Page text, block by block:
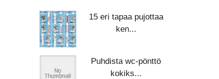
15 eri tapaa pujottaa
ken...
Puhdista wc-pönttö
kokiks...